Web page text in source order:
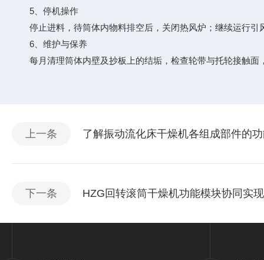
5、停机操作
停止进料，待筒体内物料排空后，关闭热风炉；继续运行引
6、维护与保养
每月清理筒体内壁及抄板上的结垢，检查轮带与托轮接触面
上一条 了解振动流化床干燥机各组成部件的
下一条 HZG回转滚筒干燥机功能模块协同实